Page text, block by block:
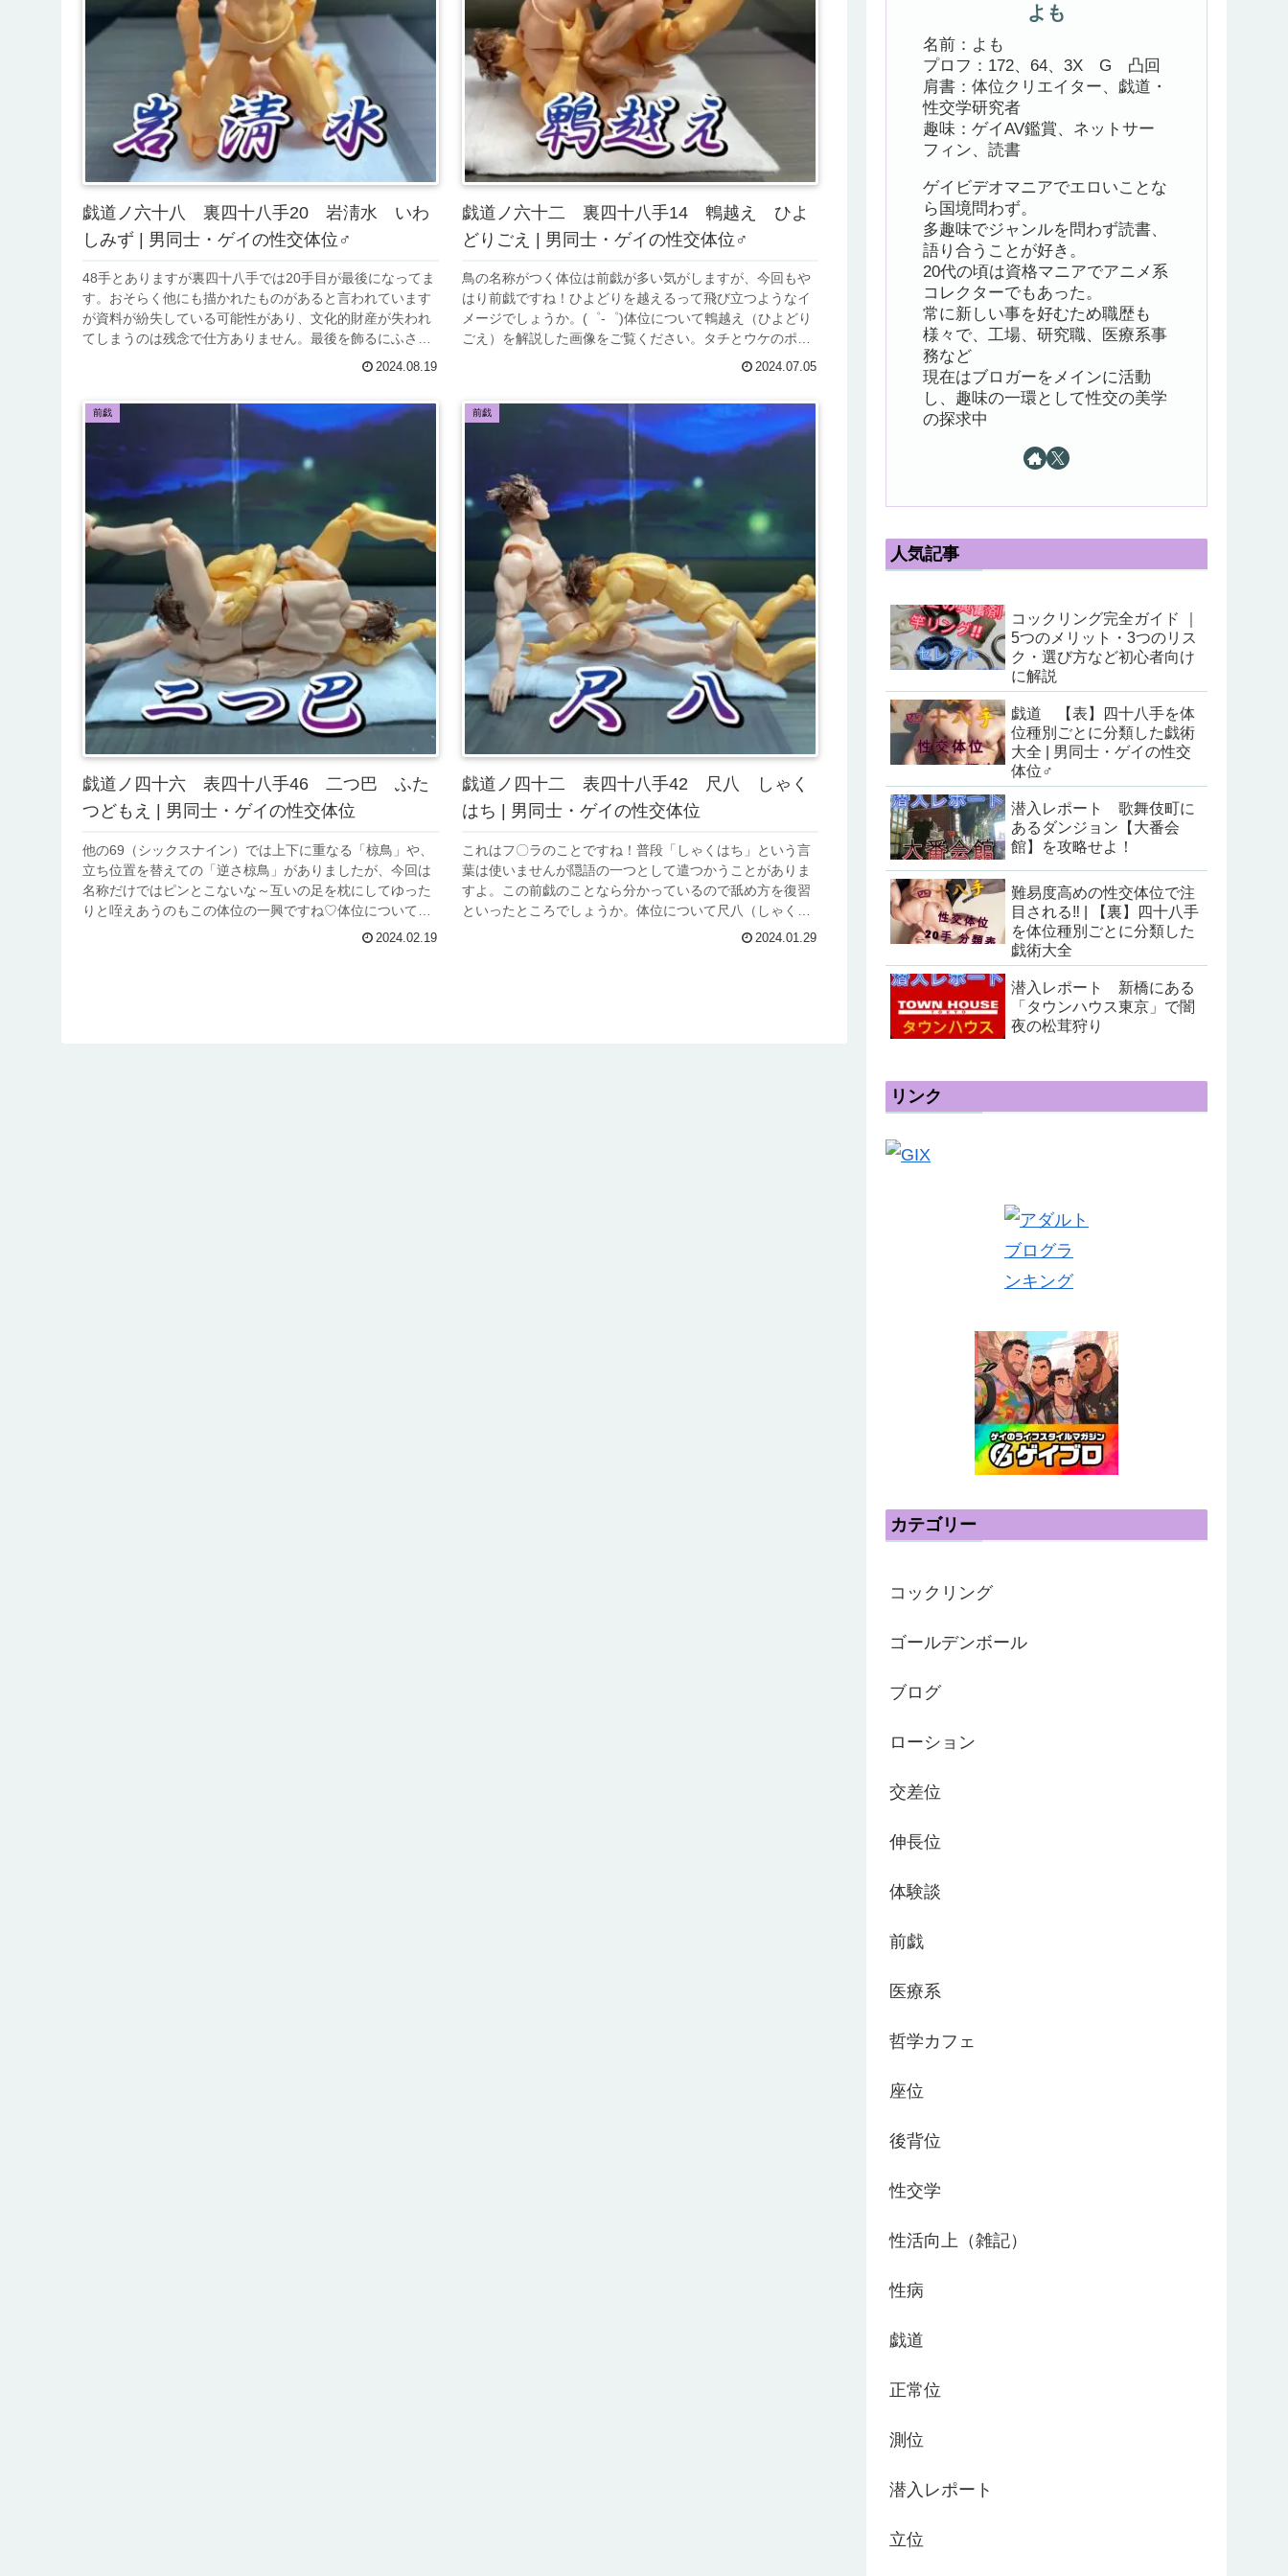
戯道ノ六十八 裏四十八手20 岩淸水 いわ
しみず | 男同士・ゲイの性交体位♂
48手とありますが裏四十八手では20手目が最後になってま
す。おそらく他にも描かれたものがあると言われています
が資料が紛失している可能性があり、文化的財産が失われ
てしまうのは残念で仕方ありません。最後を飾るにふさわ
2024.08.19
戯道ノ六十二 裏四十八手14 鵯越え ひよ
どりごえ | 男同士・ゲイの性交体位♂
鳥の名称がつく体位は前戯が多い気がしますが、今回もや
はり前戯ですね！ひよどりを越えるって飛び立つようなイ
メージでしょうか。(゜-゜)体位について鵯越え（ひよどり
ごえ）を解説した画像をご覧ください。タチとウケのポイ
2024.07.05
前戯
戯道ノ四十六 表四十八手46 二つ巴 ふた
つどもえ | 男同士・ゲイの性交体位
他の69（シックスナイン）では上下に重なる「椋鳥」や、
立ち位置を替えての「逆さ椋鳥」がありましたが、今回は
名称だけではピンとこないな～互いの足を枕にしてゆった
りと咥えあうのもこの体位の一興ですね♡体位について二
2024.02.19
前戯
戯道ノ四十二 表四十八手42 尺八 しゃく
はち | 男同士・ゲイの性交体位
これはフ〇ラのことですね！普段「しゃくはち」という言
葉は使いませんが隠語の一つとして遣つかうことがありま
すよ。この前戯のことなら分かっているので舐め方を復習
といったところでしょうか。体位について尺八（しゃくは
2024.01.29
よも
名前：よも
プロフ：172、64、3X G 凸回
肩書：体位クリエイター、戯道・
性交学研究者
趣味：ゲイAV鑑賞、ネットサー
フィン、読書
ゲイビデオマニアでエロいことな
ら国境問わず。
多趣味でジャンルを問わず読書、
語り合うことが好き。
20代の頃は資格マニアでアニメ系
コレクターでもあった。
常に新しい事を好むため職歴も
様々で、工場、研究職、医療系事
務など
現在はブロガーをメインに活動
し、趣味の一環として性交の美学
の探求中
人気記事
コックリング完全ガイド ｜
5つのメリット・3つのリス
ク・選び方など初心者向け
に解説
戯道 【表】四十八手を体
位種別ごとに分類した戯術
大全 | 男同士・ゲイの性交
体位♂
潜入レポート 歌舞伎町に
あるダンジョン【大番会
館】を攻略せよ！
難易度高めの性交体位で注
目される‼ | 【裏】四十八手
を体位種別ごとに分類した
戯術大全
潜入レポート 新橋にある
「タウンハウス東京」で闇
夜の松茸狩り
リンク
カテゴリー
コックリング
ゴールデンボール
ブログ
ローション
交差位
伸長位
体験談
前戯
医療系
哲学カフェ
座位
後背位
性交学
性活向上（雑記）
性病
戯道
正常位
測位
潜入レポート
立位